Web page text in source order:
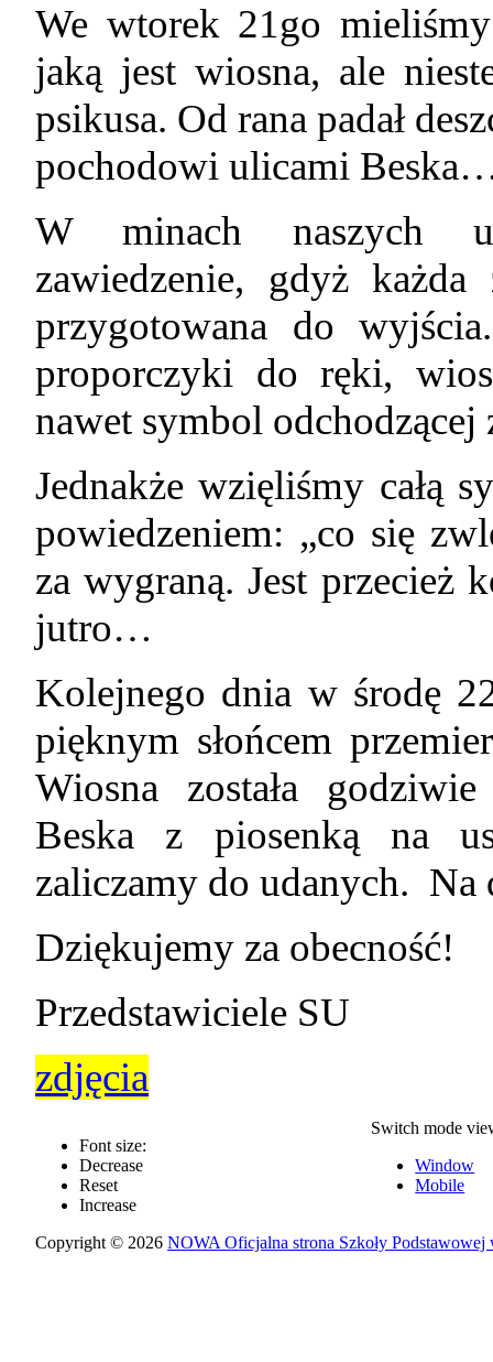
We wtorek 21go
jaką jest wiosna, ale
psikusa. Od rana padał
pochodowi ulicami
W minach naszych
zawiedzenie, gdyż
przygotowana do
proporczyki do ręki,
nawet symbol
Jednakże wzięliśmy całą
powiedzeniem: „co się
za wygraną. Jest
jutro…
Kolejnego dnia w środę
pięknym słońcem
Wiosna została
Beska z piosenką na
zaliczamy do udanych.
Dziękujemy za obecność!
Przedstawiciele SU
zdjęcia
Font size:
Decrease
Reset
Increase
Switch mode
Window
Mobile
Copyright © 2026NOWA Oficjalna strona Szkoły